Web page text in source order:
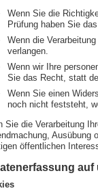
Wenn Sie die
Prüfung haben Sie
Wenn die
verlangen.
Wenn wir Ihre
Sie das Recht, statt
Wenn Sie einen
noch nicht feststeht,
Sie die Verarbeitung
Ausübung
öffentlichen
auf